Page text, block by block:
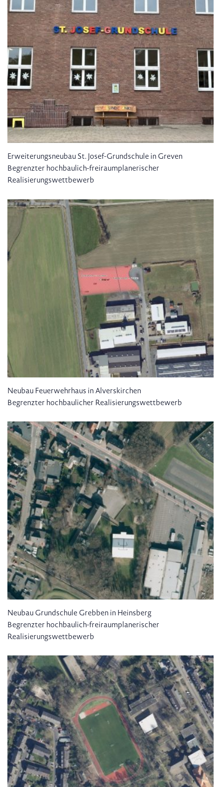
Erweiterungsneubau St. Josef-Grundschule in Greven
Begrenzter hochbaulich-freiraumplanerischer
Realisierungswettbewerb
Neubau Feuerwehrhaus in Alverskirchen
Begrenzter hochbaulicher Realisierungswettbewerb
Neubau Grundschule Grebben in Heinsberg
Begrenzter hochbaulich-freiraumplanerischer
Realisierungswettbewerb